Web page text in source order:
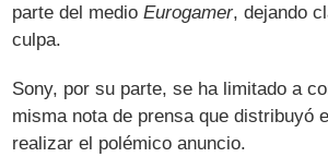
parte del medioEurogamer, dejando
culpa.
Sony, por su parte, se ha limitado a
misma nota de prensa que distribuyó
realizar el polémico anuncio.